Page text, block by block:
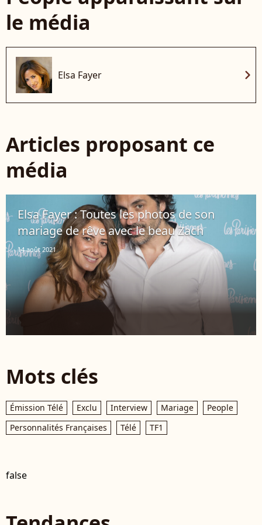
le média
Elsa Fayer chevron_right
Articles proposant ce
média
Elsa Fayer : Toutes les photos de son
mariage de rêve avec le beau Zach
14 août 2021
Mots clés
Émission Télé Exclu Interview Mariage
People
Personnalités Françaises
Télé TF1
false